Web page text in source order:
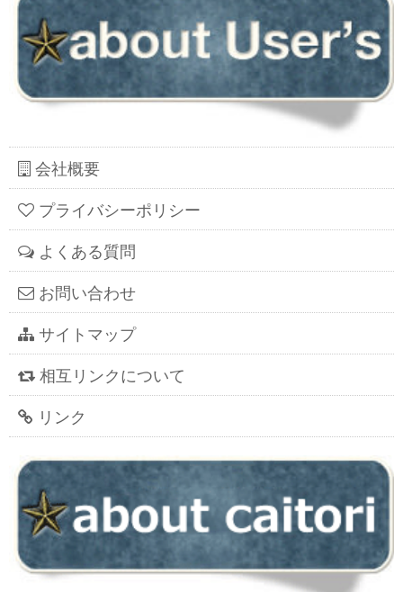
会社概要
プライバシーポリシー
よくある質問
お問い合わせ
サイトマップ
相互リンクについて
リンク